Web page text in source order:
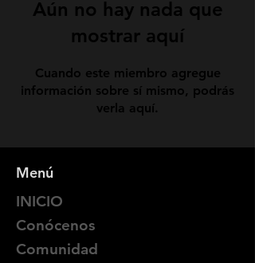
Aún no hay nada que
mostrar aquí
Cuando este miembro agregue
información sobre sí mismo, podrás
verla aquí.
Menú
INICIO
Conócenos
Comunidad